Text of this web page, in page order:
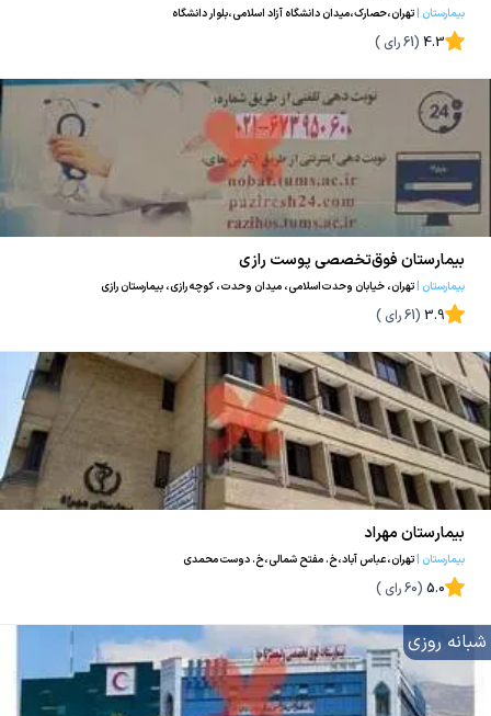
بیمارستان |تهران،حصارک،میدان دانشگاه آزاد اسلامی،بلوار دانشگاه
4.3
(
61رای )
بیمارستان فوق‌تخصصی پوست رازی
بیمارستان |تهران، خیابان وحدت‌اسلامی، میدان وحدت، کوچه‌ رازی، بیمارستان رازی
3.9
(
61رای )
بیمارستان مهراد
بیمارستان |تهران،عباس آباد،خ. مفتح شمالی،خ. دوست محمدی
5.0
(
60رای )
شبانه روزی